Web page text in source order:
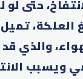
حتى لو
تميل
والذي
ويسبب